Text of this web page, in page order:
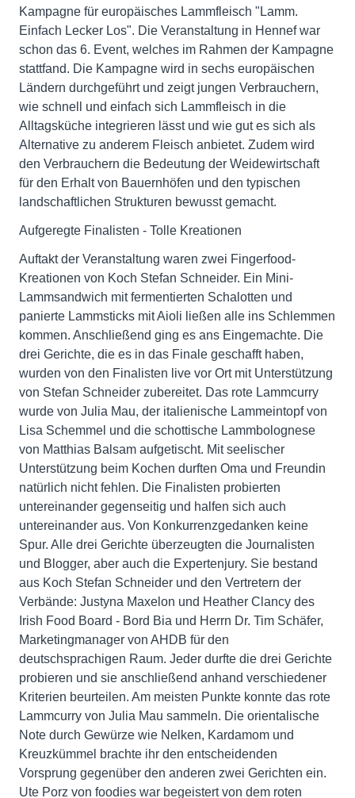
Kampagne für europäisches Lammfleisch "Lamm.
Einfach Lecker Los". Die Veranstaltung in Hennef war
schon das 6. Event, welches im Rahmen der Kampagne
stattfand. Die Kampagne wird in sechs europäischen
Ländern durchgeführt und zeigt jungen Verbrauchern,
wie schnell und einfach sich Lammfleisch in die
Alltagsküche integrieren lässt und wie gut es sich als
Alternative zu anderem Fleisch anbietet. Zudem wird
den Verbrauchern die Bedeutung der Weidewirtschaft
für den Erhalt von Bauernhöfen und den typischen
landschaftlichen Strukturen bewusst gemacht.
Aufgeregte Finalisten - Tolle Kreationen
Auftakt der Veranstaltung waren zwei Fingerfood-
Kreationen von Koch Stefan Schneider. Ein Mini-
Lammsandwich mit fermentierten Schalotten und
panierte Lammsticks mit Aioli ließen alle ins Schlemmen
kommen. Anschließend ging es ans Eingemachte. Die
drei Gerichte, die es in das Finale geschafft haben,
wurden von den Finalisten live vor Ort mit Unterstützung
von Stefan Schneider zubereitet. Das rote Lammcurry
wurde von Julia Mau, der italienische Lammeintopf von
Lisa Schemmel und die schottische Lammbolognese
von Matthias Balsam aufgetischt. Mit seelischer
Unterstützung beim Kochen durften Oma und Freundin
natürlich nicht fehlen. Die Finalisten probierten
untereinander gegenseitig und halfen sich auch
untereinander aus. Von Konkurrenzgedanken keine
Spur. Alle drei Gerichte überzeugten die Journalisten
und Blogger, aber auch die Expertenjury. Sie bestand
aus Koch Stefan Schneider und den Vertretern der
Verbände: Justyna Maxelon und Heather Clancy des
Irish Food Board - Bord Bia und Herrn Dr. Tim Schäfer,
Marketingmanager von AHDB für den
deutschsprachigen Raum. Jeder durfte die drei Gerichte
probieren und sie anschließend anhand verschiedener
Kriterien beurteilen. Am meisten Punkte konnte das rote
Lammcurry von Julia Mau sammeln. Die orientalische
Note durch Gewürze wie Nelken, Kardamom und
Kreuzkümmel brachte ihr den entscheidenden
Vorsprung gegenüber den anderen zwei Gerichten ein.
Ute Porz von foodies war begeistert von dem roten